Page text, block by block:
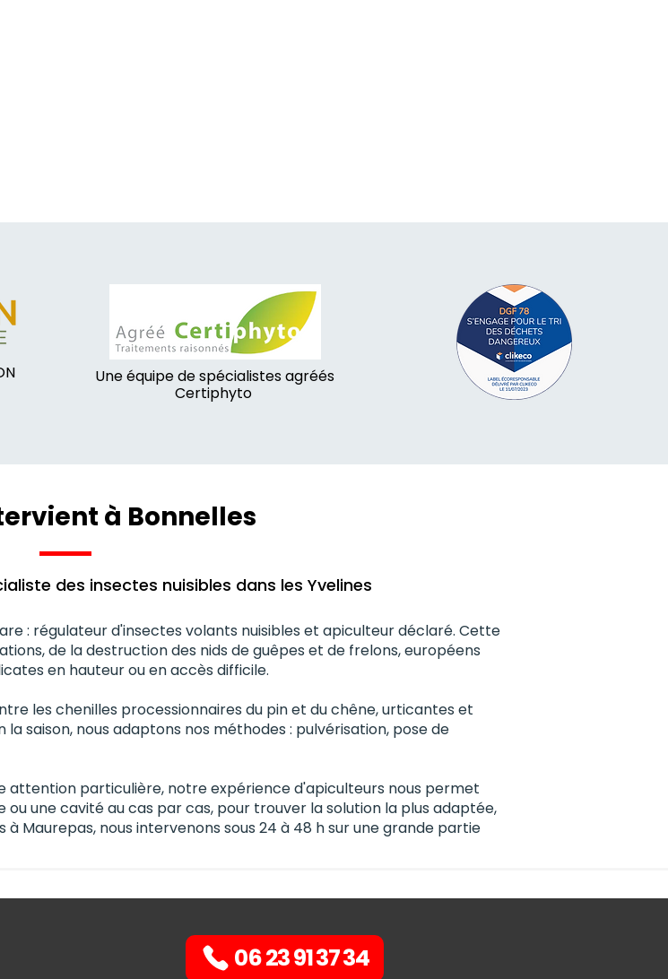
Une équipe de spécialistes agréés
Certiphyto
à Bonnelles
des insectes nuisibles dans les Yvelines
: régulateur d'insectes volants nuisibles et apiculteur déclaré. Cette
de la destruction des nids de guêpes et de frelons, européens
en hauteur ou en accès difficile.
les chenilles processionnaires du pin et du chêne, urticantes et
saison, nous adaptons nos méthodes : pulvérisation, pose de
attention particulière, notre expérience d'apiculteurs nous permet
une cavité au cas par cas, pour trouver la solution la plus adaptée,
Maurepas, nous intervenons sous 24 à 48 h sur une grande partie
06 23 91 37 34